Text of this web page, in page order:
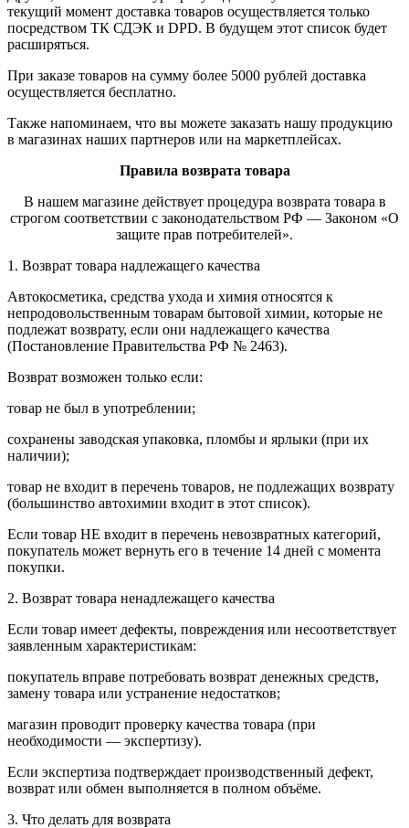
текущий момент доставка товаров осуществляется только
посредством ТК СДЭК и DPD. В будущем этот список будет
расширяться.
При заказе товаров на сумму более 5000 рублей доставка
осуществляется бесплатно.
Также напоминаем, что вы можете заказать нашу продукцию
в магазинах наших партнеров или на маркетплейсах.
Правила возврата товара
В нашем магазине действует процедура возврата товара в
строгом соответствии с законодательством РФ — Законом «О
защите прав потребителей».
1. Возврат товара надлежащего качества
Автокосметика, средства ухода и химия относятся к
непродовольственным товарам бытовой химии, которые не
подлежат возврату, если они надлежащего качества
(Постановление Правительства РФ № 2463).
Возврат возможен только если:
товар не был в употреблении;
сохранены заводская упаковка, пломбы и ярлыки (при их
наличии);
товар не входит в перечень товаров, не подлежащих возврату
(большинство автохимии входит в этот список).
Если товар НЕ входит в перечень невозвратных категорий,
покупатель может вернуть его в течение 14 дней с момента
покупки.
2. Возврат товара ненадлежащего качества
Если товар имеет дефекты, повреждения или несоответствует
заявленным характеристикам:
покупатель вправе потребовать возврат денежных средств,
замену товара или устранение недостатков;
магазин проводит проверку качества товара (при
необходимости — экспертизу).
Если экспертиза подтверждает производственный дефект,
возврат или обмен выполняется в полном объёме.
3. Что делать для возврата